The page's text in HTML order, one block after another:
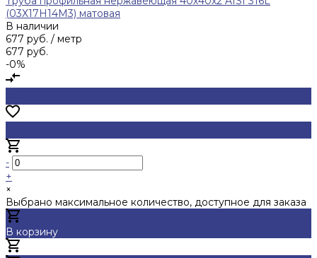
(03Х17Н14М3) матовая
В наличии
677 руб. / метр
677 руб.
-0%
-
+
×
Выбрано максимальное количество, доступное для заказа
В корзину